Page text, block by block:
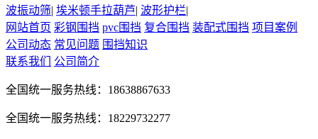
波振动筛| 埃米顿手拉葫芦| 波形护栏|
网站首页 彩钢围挡 pvc围挡 复合围挡 装配式围挡 项目案例
公司动态 常见问题 围挡知识
联系我们
公司简介
全国统一服务热线：18638867633
全国统一服务热线：18229732277